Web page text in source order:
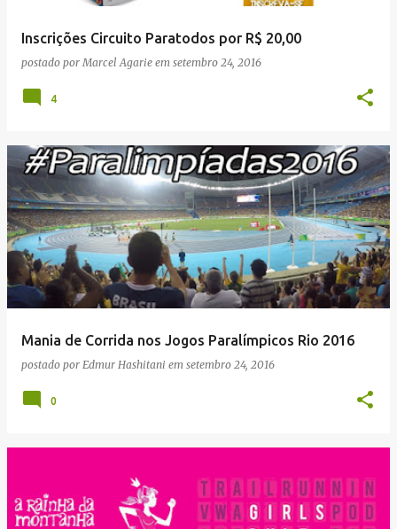
Inscrições Circuito Paratodos por R$ 20,00
postado porMarcel Agarie em setembro 24, 2016
4
Mania de Corrida nos Jogos Paralímpicos Rio 2016
postado por Edmur Hashitani em setembro 24, 2016
0